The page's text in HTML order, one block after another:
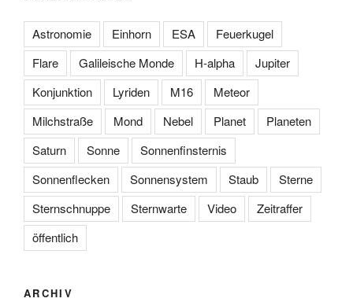
Astronomie Einhorn ESA
Feuerkugel
Flare
Galileische Monde H-alpha
Jupiter
Konjunktion
Lyriden M16
Meteor
Milchstraße
Mond Nebel Planet
Planeten
Saturn
Sonne
Sonnenfinsternis
Sonnenflecken
Sonnensystem Staub
Sterne
Sternschnuppe
Sternwarte Video
Zeitraffer
öffentlich
ARCHIV